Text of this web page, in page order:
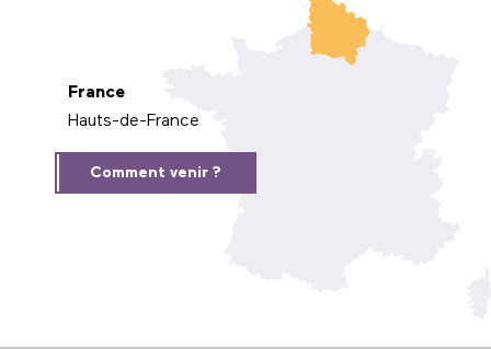
France
Hauts-de-France
Comment venir ?